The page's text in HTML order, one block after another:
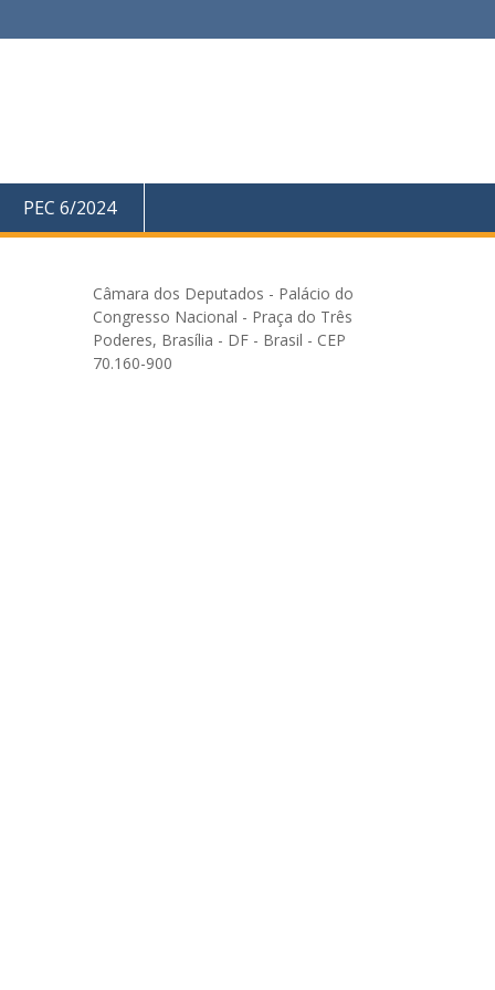
PEC 6/2024
Câmara dos Deputados - Palácio do
Congresso Nacional - Praça do Três
Poderes, Brasília - DF - Brasil - CEP
70.160-900